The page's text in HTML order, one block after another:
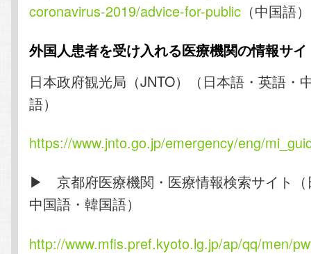
coronavirus-2019/advice-for-public （中国語）
外国人患者を受け入れる医療機関の情報サイ
日本政府観光局（JNTO）（日本語・英語・
語）
https://www.jnto.go.jp/emergency/eng/
▶ 京都府医療機関・医療情報検索サイト（
中国語・韓国語）
http://www.mfis.pref.kyoto.lg.jp/ap/qq/men/